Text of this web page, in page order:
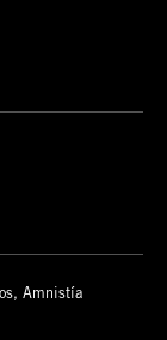
Amnistía